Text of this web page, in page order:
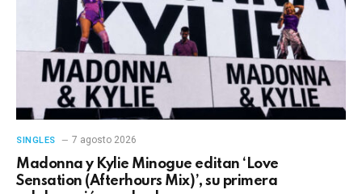
SINGLES 7 agosto 2026
Madonna y Kylie Minogue editan ‘Love
Sensation (Afterhours Mix)’, su primera